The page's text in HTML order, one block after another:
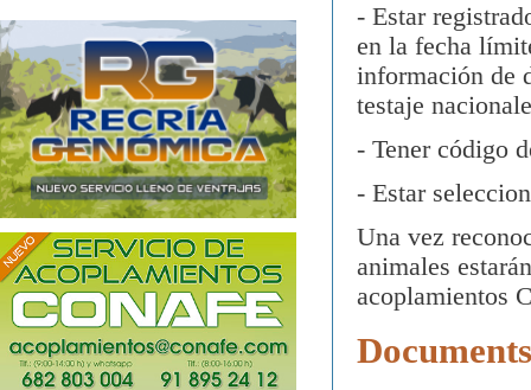
- Estar
en la fecha
información de
testaje
- Tener código
- Estar
Una vez
animales
acoplamientos